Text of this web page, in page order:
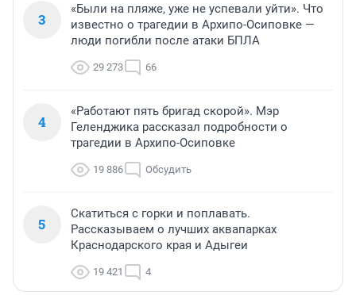
3
«Были на пляже, уже не успевали уйти». Что
известно о трагедии в Архипо-Осиповке —
люди погибли после атаки БПЛА
29 273 66
4
«Работают пять бригад скорой». Мэр
Геленджика рассказал подробности о
трагедии в Архипо-Осиповке
19 886 Обсудить
5
Скатиться с горки и поплавать.
Рассказываем о лучших аквапарках
Краснодарского края и Адыгеи
19 421 4